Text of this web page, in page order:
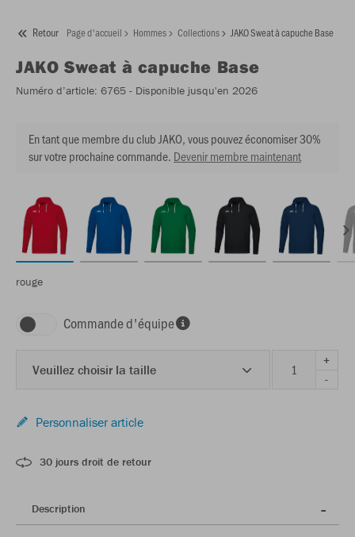
Retour Page d'accueil Hommes Collections JAKO Sweat à capuche Base
JAKO Sweat à capuche Base
Numéro d’article: 6765 - Disponible jusqu'en 2026
En tant que membre du club JAKO, vous pouvez économiser 30%
sur votre prochaine commande. Devenir membre maintenant
rouge
Commande d'équipe
Veuillez choisir la taille
+
-
Personnaliser article
30 jours droit de retour
Description